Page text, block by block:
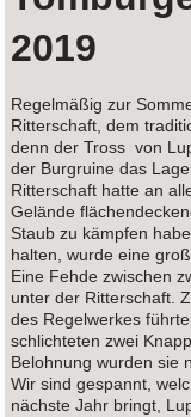
2019
Regelmäßig zur
Ritterschaft, dem
denn der Tross von
der Burgruine das
Ritterschaft hatte an
Gelände
Staub zu kämpfen
halten, wurde eine
Eine Fehde zwischen
unter der Ritterschaft.
des Regelwerkes
schlichteten zwei
Belohnung wurden sie
Wir sind gespannt,
nächste Jahr bringt,